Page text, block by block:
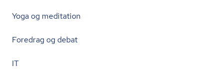
Yoga og meditation
Foredrag og debat
IT